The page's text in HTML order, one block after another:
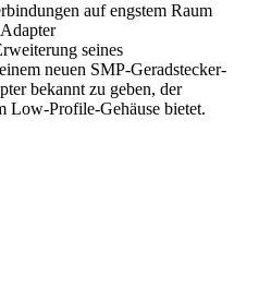
auf engstem Raum
seines
neuen SMP-Geradstecker-
bekannt zu geben, der
Low-Profile-Gehäuse bietet.